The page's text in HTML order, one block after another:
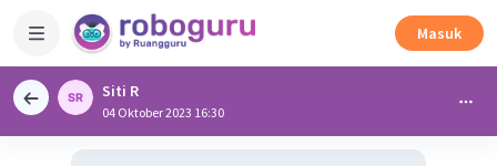
Masuk
Siti R
04 Oktober 2023 16:30